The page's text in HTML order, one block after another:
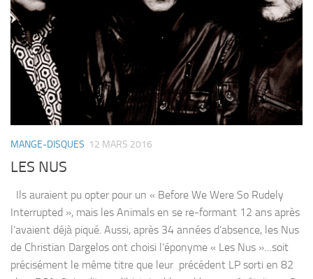
MANGE-DISQUES 12 MARS 2016
LES NUS
Ils auraient pu opter pour un « Before We Were So Rudely
Interrupted », mais les Animals en se re-formant 12 ans après
l’avaient déjà piqué. Aussi, après 34 années d’absence, les Nus
de Christian Dargelos ont choisi l’éponyme « Les Nus »…soit
précisément le même titre que leur précédent LP sorti en 82